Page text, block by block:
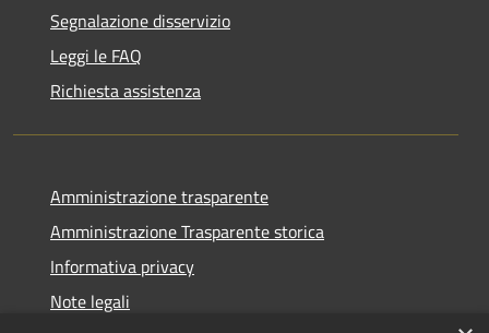
Segnalazione disservizio
Leggi le FAQ
Richiesta assistenza
Amministrazione trasparente
Amministrazione Trasparente storica
Informativa privacy
Note legali